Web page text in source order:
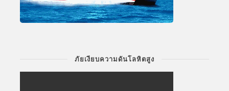
ภัยเงียบความดันโลหิตสูง